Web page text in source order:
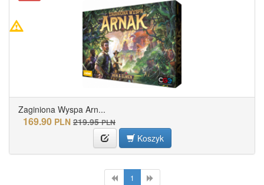
Zaginiona Wyspa Arn...
169.90 PLN 219.95 PLN
Koszyk
1